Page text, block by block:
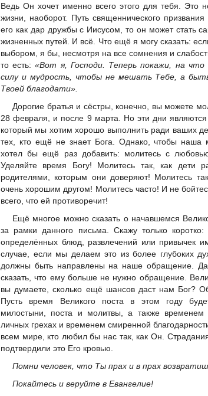
Ведь Он хочет именно всего этого для тебя. Это
жизни, наоборот. Путь священнического
его как дар дружбы с Иисусом, то он может стать
жизненных путей. И всё. Что ещё я могу сказать:
выбором, я бы, несмотря на все сомнения и
то есть:«Вот я, Господи. Теперь покажи, на
силу и мудрость, чтобы не мешать Тебе, а
Твоей благодати».
Дорогие братья и сёстры, конечно, вы можете
28 февраля, и после 9 марта. Но эти дни
который мы хотим хорошо выполнить ради ваших
тех, кто ещё не знает Бога. Однако, чтобы наша
хотел бы ещё раз добавить: молитесь с
Уделяйте время Богу! Молитесь так, как дети
родителями, которым они доверяют! Молитесь
очень хорошим другом! Молитесь часто! И не
всего, что ей противоречит!
Ещё многое можно сказать о начавшемся
за рамки данного письма. Скажу только
определённых блюд, развлечений или привычек
случае, если мы делаем это из более глубоких
должны быть направлены на наше обращение.
сказать, что ему больше не нужно обращение.
вы думаете, сколько ещё шансов даст нам Бог?
Пусть время Великого поста в этом году
милостыни, поста и молитвы, а также временем
личных грехах и временем смиренной
всем мире, кто любил бы нас так, как Он.
подтвердили это Его кровью.
Помни человек, что Ты прах и в прах
Покайтесь и веруйте в Евангелие!